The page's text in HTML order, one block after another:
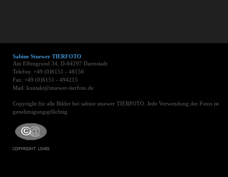
Sabine Stuewer TIERFOTO
Am Elfengrund 34, D-64297 Darmstadt
Telefon: +49 (0)6151 - 48156
Fax: +49 (0)6151 - 494215
Mail: kontakt@stuewer-tierfoto.de
Copyright für alle Bilder bei sabine stuewer TIERFOTO. Jede Verwendung der Fotos ist
genehmigungspflichtig.